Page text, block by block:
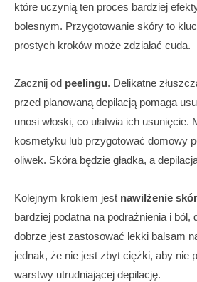
które uczynią ten proces bardziej
bolesnym. Przygotowanie skóry to
prostych kroków może zdziałać cuda.
Zacznij od peelingu. Delikatne
przed planowaną depilacją pomaga
unosi włoski, co ułatwia ich
kosmetyku lub przygotować domowy
oliwek. Skóra będzie gładka, a
Kolejnym krokiem jest nawilżenie
bardziej podatna na podrażnienia i ból,
dobrze jest zastosować lekki balsam
jednak, że nie jest zbyt ciężki, aby nie
warstwy utrudniającej depilację.